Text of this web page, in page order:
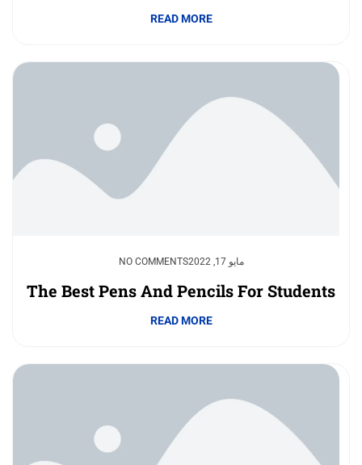
READ MORE
مايو 17, 2022 NO COMMENTS
The Best Pens And Pencils For Students
READ MORE